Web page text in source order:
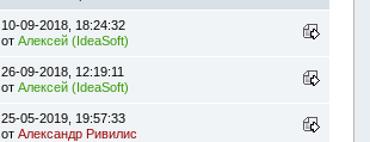
10-09-2018, 18:24:32
отАлексей (IdeaSoft)
26-09-2018, 12:19:11
отАлексей (IdeaSoft)
25-05-2019, 19:57:33
отАлександр Ривилис